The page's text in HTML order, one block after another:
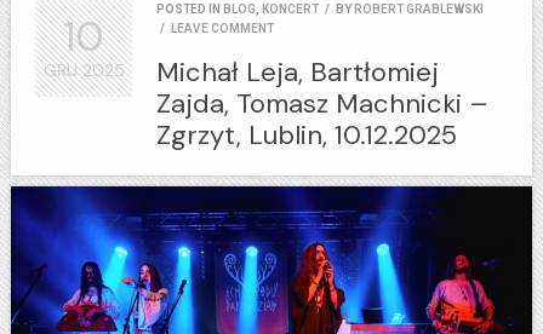
POSTED IN BLOG KONCERT / BY ROBERT GRABLEWSKI
/
LEAVE COMMENT
Michał Leja, Bartłomiej
Zajda, Tomasz Machnicki –
Zgrzyt, Lublin, 10.12.2025
10
GRU2025